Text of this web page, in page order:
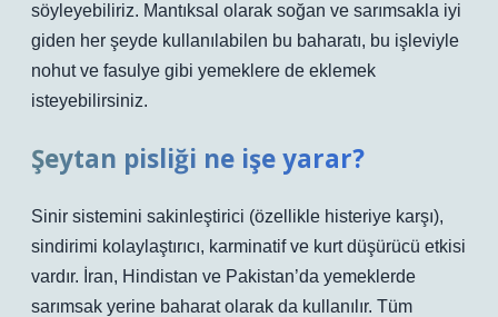
söyleyebiliriz. Mantıksal olarak soğan ve sarımsakla iyi
giden her şeyde kullanılabilen bu baharatı, bu işleviyle
nohut ve fasulye gibi yemeklere de eklemek
isteyebilirsiniz.
Şeytan pisliği ne işe yarar?
Sinir sistemini sakinleştirici (özellikle histeriye karşı),
sindirimi kolaylaştırıcı, karminatif ve kurt düşürücü etkisi
vardır. İran, Hindistan ve Pakistan’da yemeklerde
sarımsak yerine baharat olarak da kullanılır. Tüm